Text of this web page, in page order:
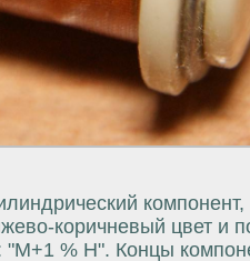
компонент,
коричневый цвет
% H". Концы